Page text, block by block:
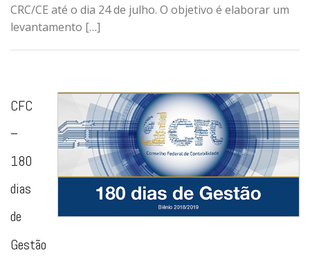
CRC/CE até o dia 24 de julho. O objetivo é elaborar um
levantamento […]
CFC
–
180
dias
de
Gestão